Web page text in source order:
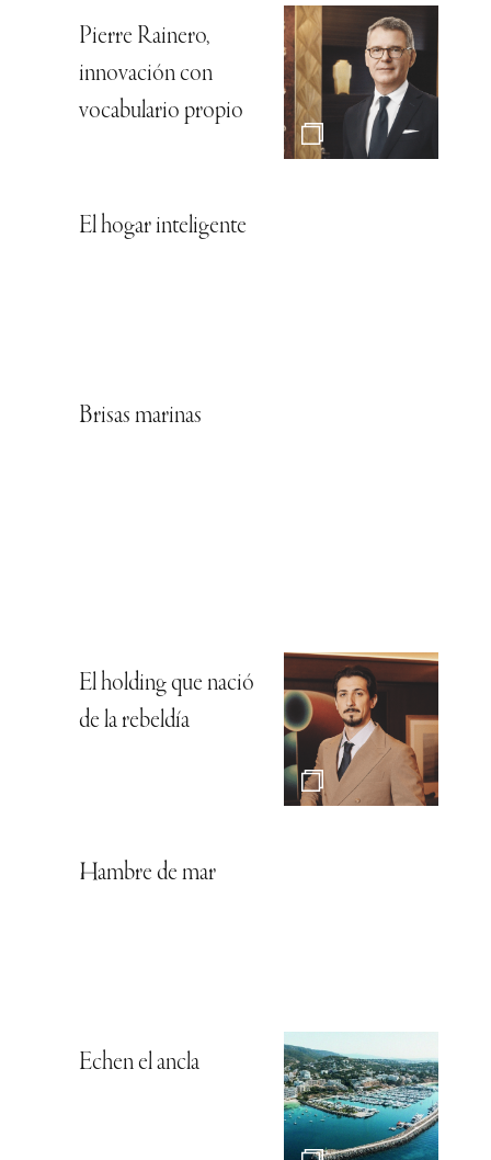
Pierre Rainero,
innovación con
vocabulario propio
El hogar inteligente
Brisas marinas
El holding que nació
de la rebeldía
Hambre de mar
Echen el ancla